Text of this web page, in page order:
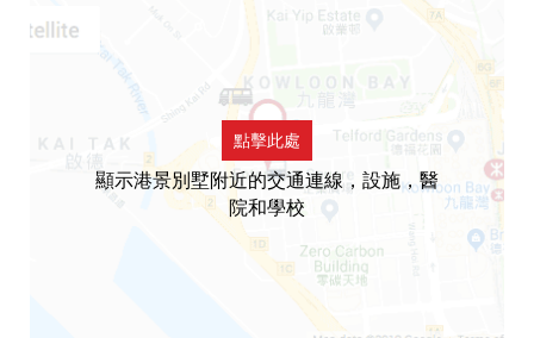
點擊此處
顯示港景別墅附近的交通連線，設施，醫
院和學校